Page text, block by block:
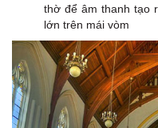
thờ để âm thanh tạo
lớn trên mái vòm